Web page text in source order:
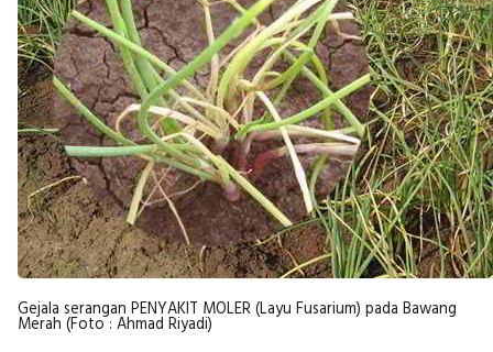
Gejala serangan PENYAKIT MOLER (Layu Fusarium) pada Bawang
Merah (Foto : Ahmad Riyadi)